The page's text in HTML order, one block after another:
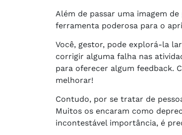
Além de passar uma imagem
ferramenta poderosa para o
Você, gestor, pode explorá-la
corrigir alguma falha nas
para oferecer algum feedback.
melhorar!
Contudo, por se tratar de
Muitos os encaram como
incontestável importância, é